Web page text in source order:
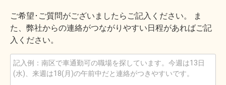
ご希望･ご質問がございましたらご記入ください。 ま
た、弊社からの連絡がつながりやすい日程があればご記
入ください。